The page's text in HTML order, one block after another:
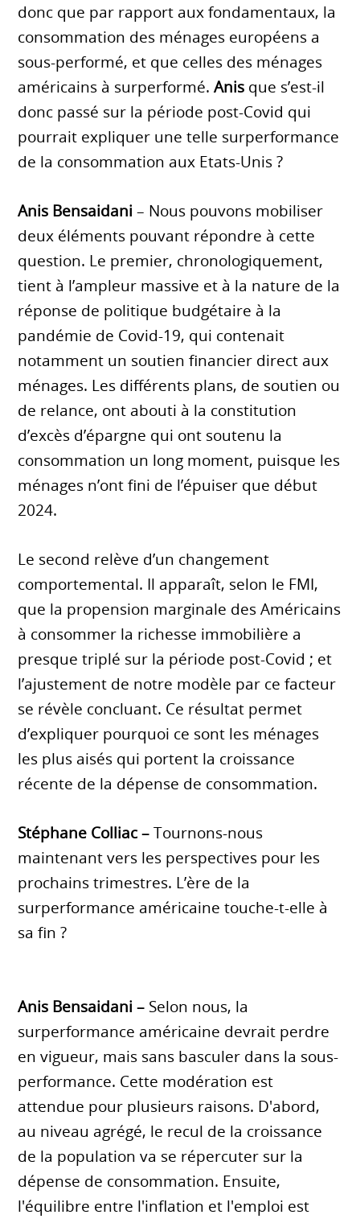
donc que par rapport aux fondamentaux, la
consommation des ménages européens a
sous-performé, et que celles des ménages
américains à surperformé.Anis que s’est-il
donc passé sur la période post-Covid qui
pourrait expliquer une telle surperformance
de la consommation aux Etats-Unis ?
Anis Bensaidani – Nous pouvons mobiliser
deux éléments pouvant répondre à cette
question. Le premier, chronologiquement,
tient à l’ampleur massive et à la nature de la
réponse de politique budgétaire à la
pandémie de Covid-19, qui contenait
notamment un soutien financier direct aux
ménages. Les différents plans, de soutien ou
de relance, ont abouti à la constitution
d’excès d’épargne qui ont soutenu la
consommation un long moment, puisque les
ménages n’ont fini de l’épuiser que début
2024.
Le second relève d’un changement
comportemental. Il apparaît, selon le FMI,
que la propension marginale des Américains
à consommer la richesse immobilière a
presque triplé sur la période post-Covid ; et
l’ajustement de notre modèle par ce facteur
se révèle concluant. Ce résultat permet
d’expliquer pourquoi ce sont les ménages
les plus aisés qui portent la croissance
récente de la dépense de consommation.
Stéphane Colliac –Tournons-nous
maintenant vers les perspectives pour les
prochains trimestres. L’ère de la
surperformance américaine touche-t-elle à
sa fin ?
Anis Bensaidani – Selon nous, la
surperformance américaine devrait perdre
en vigueur, mais sans basculer dans la sous-
performance. Cette modération est
attendue pour plusieurs raisons. D'abord,
au niveau agrégé, le recul de la croissance
de la population va se répercuter sur la
dépense de consommation. Ensuite,
l'équilibre entre l'inflation et l'emploi est